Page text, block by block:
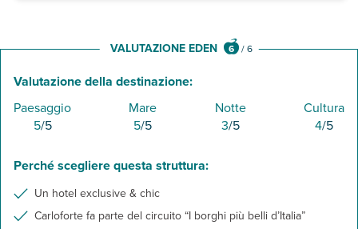
VALUTAZIONE EDEN 6 /6
Valutazione della destinazione:
Paesaggio
5/5
Mare
5/5
Notte
3/5
Cultura
4/5
Perché scegliere questa struttura:
Un hotel exclusive & chic
Carloforte fa parte del circuito “I borghi più belli d’Italia”